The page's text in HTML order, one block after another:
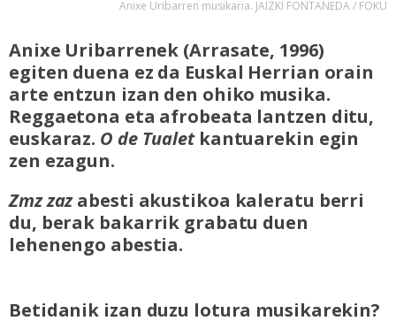
Anixe Uribarren musikaria. JAIZKI FONTANEDA / FOKU
Anixe Uribarrenek (Arrasate, 1996)
egiten duena ez da Euskal Herrian orain
arte entzun izan den ohiko musika.
Reggaetona eta afrobeata lantzen ditu,
euskaraz. O de Tualetkantuarekin egin
zen ezagun.
Zmz zazabesti akustikoa kaleratu berri
du, berak bakarrik grabatu duen
lehenengo abestia.
Betidanik izan duzu lotura musikarekin?